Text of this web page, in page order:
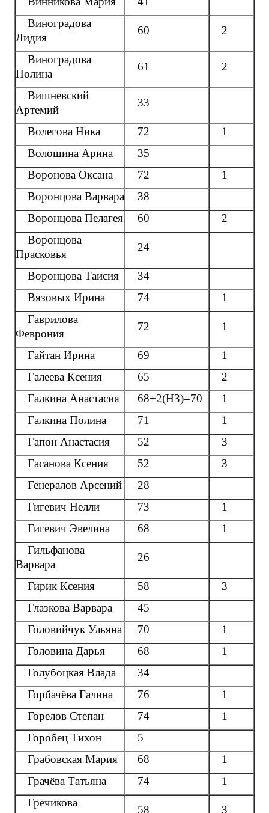
Виноградова
Лидия
60 2
Виноградова
Полина
61 2
Вишневский
Артемий
33
Волегова Ника 72
1
Волошина Арина
35
Воронова Оксана
72
1
Воронцова Варвара
38
Воронцова Пелагея
60
2
Воронцова
Прасковья
24
Воронцова Таисия
34
Вязовых Ирина
74
1
Гаврилова
Феврония
72 1
Гайтан Ирина 69
1
Галеева Ксения
65
2
Галкина Анастасия
68+2(НЗ)=70
1
Галкина Полина
71
1
Гапон Анастасия
52
3
Гасанова Ксения
52
3
Генералов Арсений
28
Гигевич Нелли
73
1
Гигевич Эвелина
68
1
Гильфанова
Варвара
26
Гирик Ксения 58
3
Глазкова Варвара
45
Головийчук Ульяна
70
1
Головина Дарья
68
1
Голубоцкая Влада
34
Горбачёва Галина
76
1
Горелов Степан
74
1
Горобец Тихон
5
Грабовская Мария
68
1
Грачёва Татьяна
74
1
Гречикова
58 3